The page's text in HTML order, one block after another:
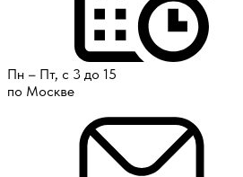
Пн – Пт, с 3 до 15
по Москве